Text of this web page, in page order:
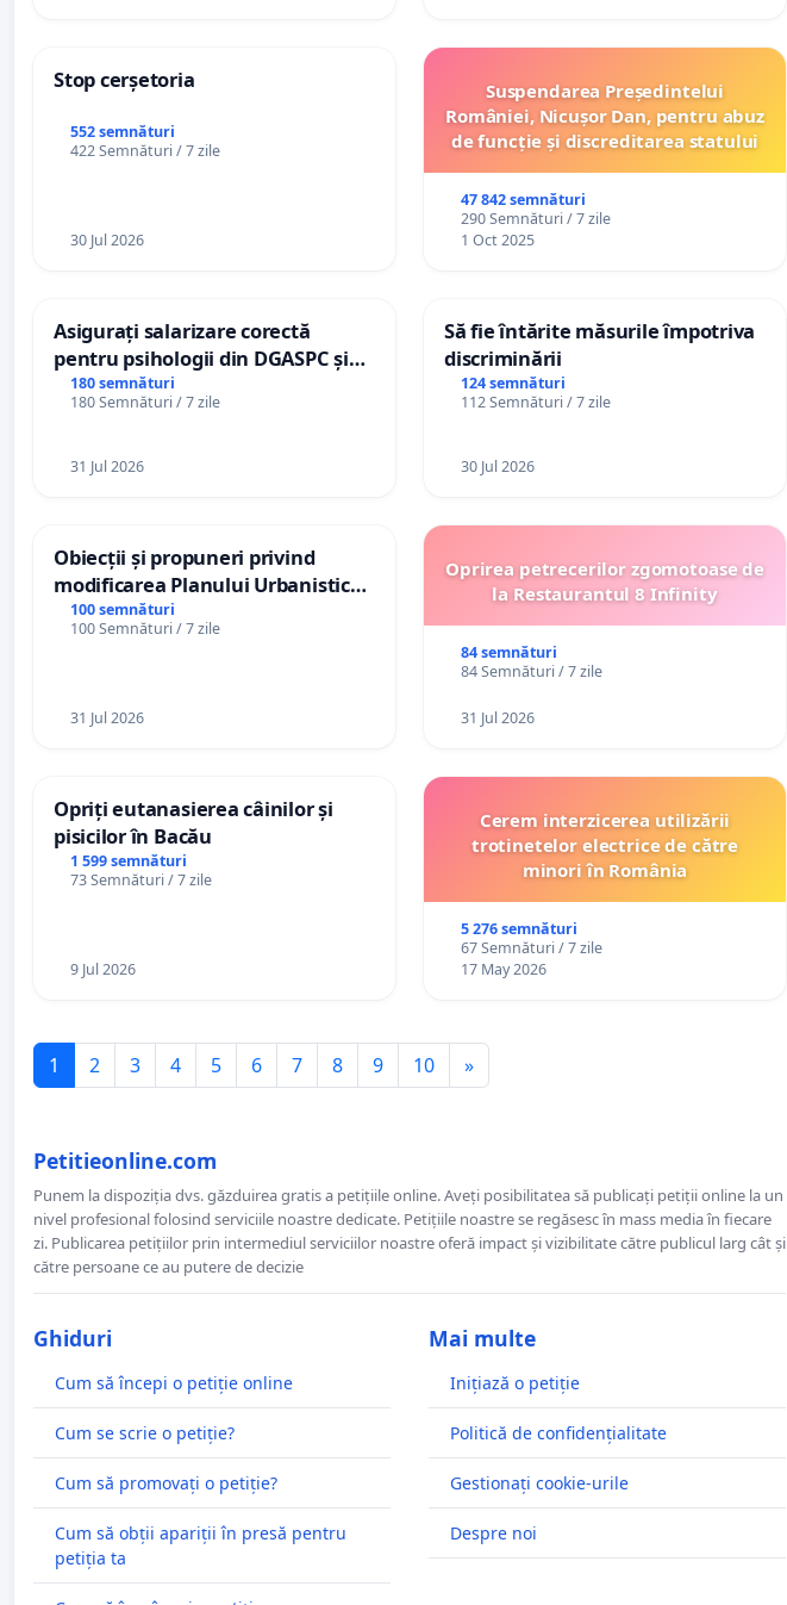
Stop cerșetoria
552 semnături
422 Semnături / 7 zile
30 Jul 2026
Suspendarea Președintelui
României, Nicușor Dan, pentru abuz
de funcție și discreditarea statului
47 842 semnături
290 Semnături / 7 zile
1 Oct 2025
Asigurați salarizare corectă
pentru psihologii din DGASPC și
spitale
180 semnături
180 Semnături / 7 zile
31 Jul 2026
Să fie întărite măsurile împotriva
discriminării
124 semnături
112 Semnături / 7 zile
30 Jul 2026
Obiecții și propuneri privind
modificarea Planului Urbanistic
General al orașului Ialoveni
100 semnături
100 Semnături / 7 zile
31 Jul 2026
Oprirea petrecerilor zgomotoase de
la Restaurantul 8 Infinity
84 semnături
84 Semnături / 7 zile
31 Jul 2026
Opriți eutanasierea câinilor și
pisicilor în Bacău
1 599 semnături
73 Semnături / 7 zile
9 Jul 2026
Cerem interzicerea utilizării
trotinetelor electrice de către
minori în România
5 276 semnături
67 Semnături / 7 zile
17 May 2026
1 2 3 4 5 6 7 8 9 10 »
Petitieonline.com
Punem la dispoziția dvs. găzduirea gratis a petițiile online. Aveți posibilitatea să publicați petiții online la un
nivel profesional folosind serviciile noastre dedicate. Petițiile noastre se regăsesc în mass media în fiecare
zi. Publicarea petițiilor prin intermediul serviciilor noastre oferă impact și vizibilitate către publicul larg cât și
către persoane ce au putere de decizie
Ghiduri
Cum să începi o petiție online
Cum se scrie o petiție?
Cum să promovați o petiție?
Cum să obții apariții în presă pentru
petiția ta
Mai multe
Inițiază o petiție
Politică de confidențialitate
Gestionați cookie-urile
Despre noi